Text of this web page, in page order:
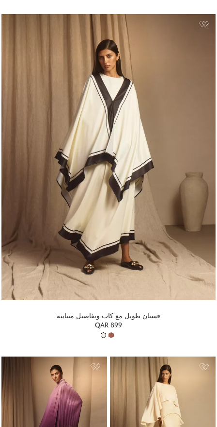
فستان طويل مع كاب وتفاصيل متباينة
QAR 899